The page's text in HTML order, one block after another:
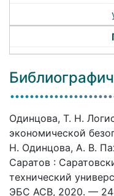
Одинцова, Т. Н.
экономической
Н. Одинцова, А. В.
Саратов :
технический
ЭБС АСВ, 2020. —